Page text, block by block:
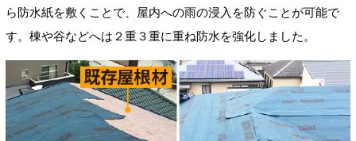
ら防水紙を敷くことで、屋内への雨の浸入を防ぐことが可能で
す。棟や谷などへは２重３重に重ね防水を強化しました。